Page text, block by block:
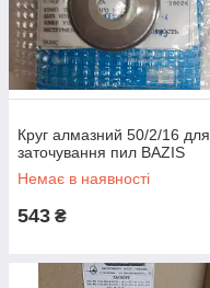
Круг алмазний 50/2/16 для
заточування пил BAZIS
Немає в наявності
543 ₴